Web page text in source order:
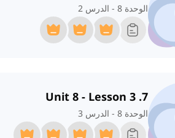
الوحدة 8 - الدرس 2
7. Unit 8 - Lesson 3
الوحدة 8 - الدرس 3